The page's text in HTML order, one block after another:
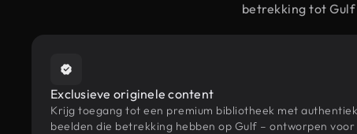
betrekking tot Gulf
Exclusieve originele content
Krijg toegang tot een premium bibliotheek met
beelden die betrekking hebben op Gulf – ontworpen